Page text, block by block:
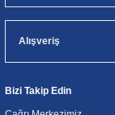
Alışveriş
Bizi Takip Edin